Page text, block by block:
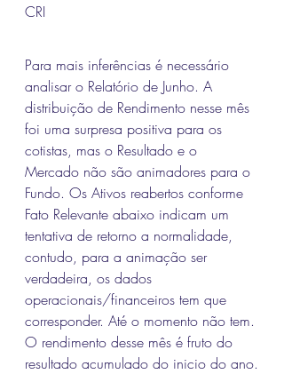
CRI
Para mais inferências é necessário
analisar o Relatório de Junho. A
distribuição de Rendimento nesse mês
foi uma surpresa positiva para os
cotistas, mas o Resultado e o
Mercado não são animadores para o
Fundo. Os Ativos reabertos conforme
Fato Relevante abaixo indicam um
tentativa de retorno a normalidade,
contudo, para a animação ser
verdadeira, os dados
operacionais/financeiros tem que
corresponder. Até o momento não tem.
O rendimento desse mês é fruto do
resultado acumulado do inicio do ano.